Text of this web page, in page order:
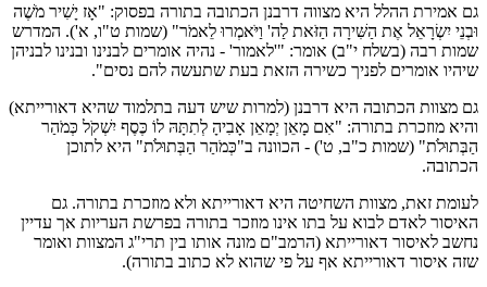
גם אמירת ההלל היא מצווה דרבנן הכתובה בתורה בפסוק: "אָז יָשִׁיר מֹשֶׁה
וּבְנֵי יִשְׂרָאֵל אֶת הַשִּׁירָה הַזֹּאת לַה' וַיֹּאמְרוּ לֵאמֹר" (שמות ט"ו, א'). המדרש
שמות רבה (בשלח י"ב) אומר: "'לאמור' - נהיה אומרים לבנינו ובנינו לבניהן
שיהיו אומרים לפניך כשירה הזאת בעת שתעשה להם נסים".
גם מצוות הכתובה היא דרבנן (למרות שיש דעה בתלמוד שהיא דאורייתא)
והיא מוזכרת בתורה: "אִם מָאֵן יְמָאֵן אָבִיהָ לְתִתָּהּ לוֹ כֶּסֶף יִשְׁקֹל כְּמֹהַר
הַבְּתוּלֹת" (שמות כ"ב, ט') - הכוונה ב"כְּמֹהַר הַבְּתוּלֹת" היא לתוכן
הכתובה.
לעומת זאת, מצוות השחיטה היא דאורייתא ולא מוזכרת בתורה. גם
האיסור לאדם לבוא על בתו אינו מוזכר בתורה בפרשת העריות אך עדיין
נחשב לאיסור דאורייתא (הרמב"ם מונה אותו בין תרי"ג המצוות ואומר
שזה איסור דאורייתא אף על פי שהוא לא כתוב בתורה).